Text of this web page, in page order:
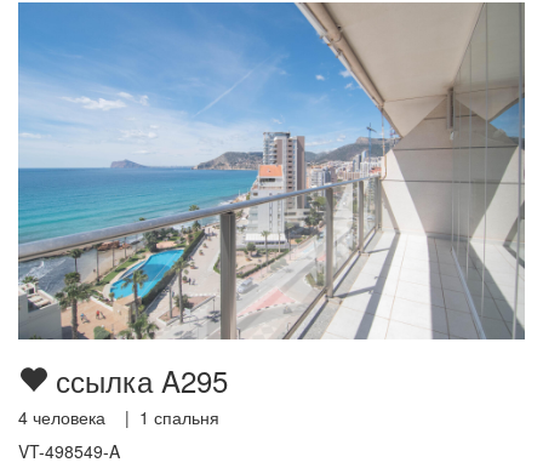
ссылка A295
4 человека | 1 спальня
VT-498549-A